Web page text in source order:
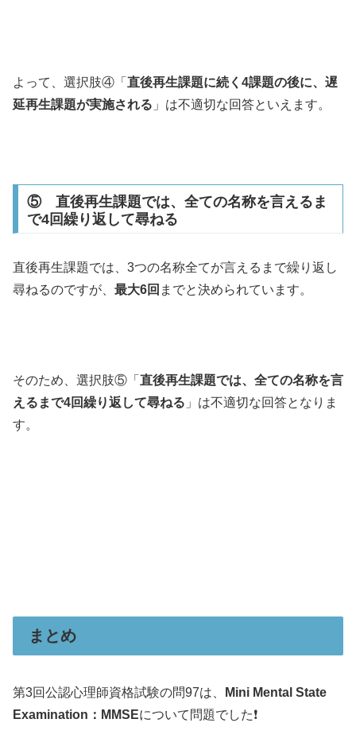
よって、選択肢④「 直後再生課題に続く4課題の後に、遅
延再生課題が実施される 」は不適切な回答といえます。
⑤ 直後再生課題では、全ての名称を言えるま
で4回繰り返して尋ねる
直後再生課題では、3つの名称全てが言えるまで繰り返し
尋ねるのですが、 最大6回 までと決められています。
そのため、選択肢⑤「 直後再生課題では、全ての名称を言
えるまで4回繰り返して尋ねる 」は不適切な回答となりま
す。
まとめ
第3回公認心理師資格試験の問97は、
Mini Mental State
Examination：MMSEについて問題でした❗️